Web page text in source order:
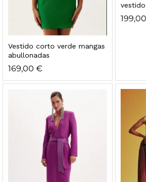
Vestido corto verde mangas
abullonadas
169,00 €
199,00